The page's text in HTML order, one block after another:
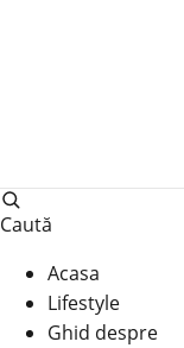
Caută
Acasa
Lifestyle
Ghid despre